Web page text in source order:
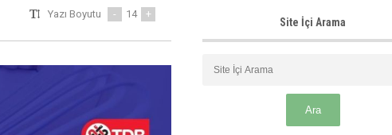
Yazı Boyutu
- 14 +
Site İçi Arama